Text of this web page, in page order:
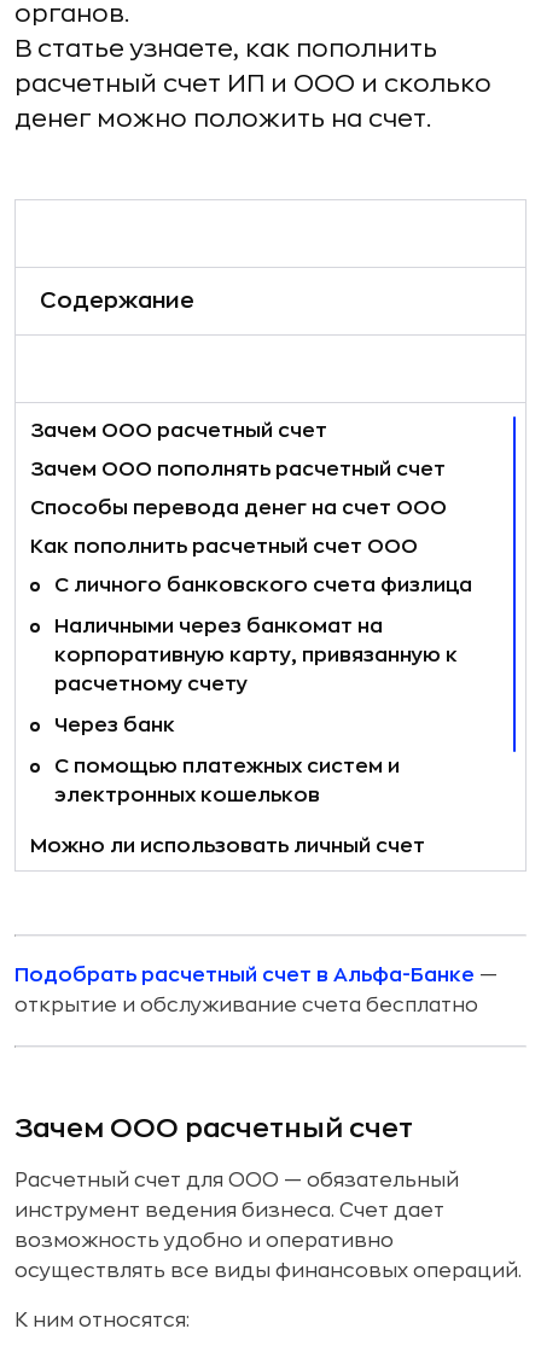
органов.
В статье узнаете, как пополнить
расчетный счет ИП и ООО и сколько
денег можно положить на счет.
Содержание
Зачем ООО расчетный счет
Зачем ООО пополнять расчетный счет
Способы перевода денег на счет ООО
Как пополнить расчетный счет ООО
С личного банковского счета физлица
Наличными через банкомат на
корпоративную карту, привязанную к
расчетному счету
Через банк
С помощью платежных систем и
электронных кошельков
Можно ли использовать личный счет
вместо расчетного
Итоги
Подобрать расчетный счет в Альфа-Банке —
открытие и обслуживание счета бесплатно
Зачем ООО расчетный счет
Расчетный счет для ООО — обязательный
инструмент ведения бизнеса. Счет дает
возможность удобно и оперативно
осуществлять все виды финансовых операций.
К ним относятся: